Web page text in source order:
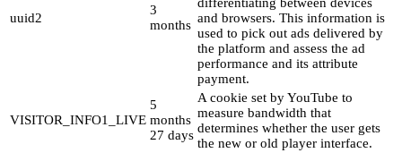
uuid2
3
months and browsers. This information is
used to pick out ads delivered by
the platform and assess the ad
performance and its attribute
payment.
VISITOR_INFO1_LIVE
5
months
27 days
A cookie set by YouTube to
measure bandwidth that
determines whether the user gets
the new or old player interface.